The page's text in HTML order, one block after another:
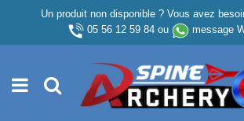
Un produit non disponible ? Vous avez
05 56 12 59 84ou message